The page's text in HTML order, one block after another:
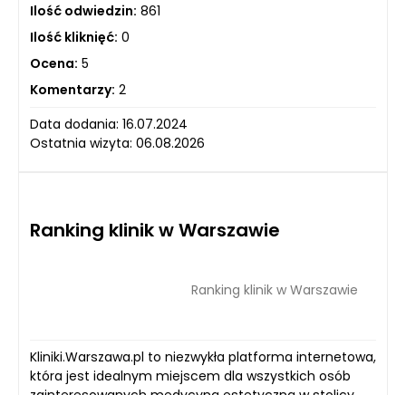
Ilość odwiedzin: 861
Ilość kliknięć: 0
Ocena: 5
Komentarzy: 2
Data dodania: 16.07.2024
Ostatnia wizyta: 06.08.2026
Ranking klinik w Warszawie
Ranking klinik w Warszawie
Kliniki.Warszawa.pl to niezwykła platforma internetowa,
która jest idealnym miejscem dla wszystkich osób